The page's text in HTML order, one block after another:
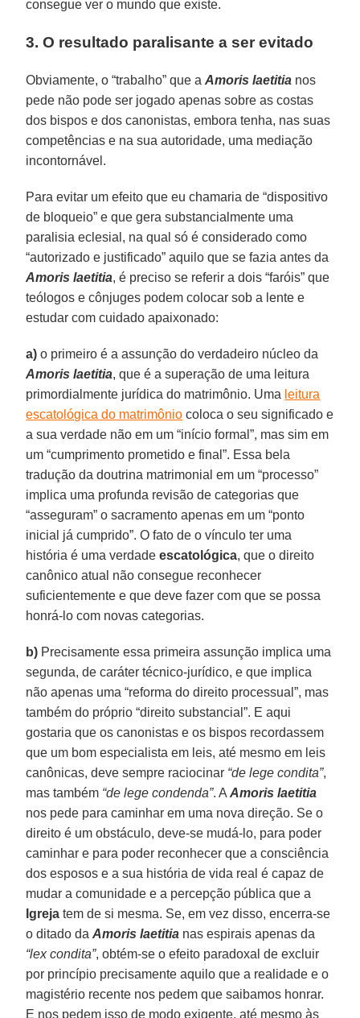
consegue ver o mundo que existe.
3. O resultado paralisante a ser evitado
Obviamente, o “trabalho” que aAmoris laetitia nos
pede não pode ser jogado apenas sobre as costas
dos bispos e dos canonistas, embora tenha, nas suas
competências e na sua autoridade, uma mediação
incontornável.
Para evitar um efeito que eu chamaria de “dispositivo
de bloqueio” e que gera substancialmente uma
paralisia eclesial, na qual só é considerado como
“autorizado e justificado” aquilo que se fazia antes da
Amoris laetitia, é preciso se referir a dois “faróis” que
teólogos e cônjuges podem colocar sob a lente e
estudar com cuidado apaixonado:
a) o primeiro é a assunção do verdadeiro núcleo da
Amoris laetitia, que é a superação de uma leitura
primordialmente jurídica do matrimônio. Uma leitura
escatológica do matrimônio coloca o seu significado e
a sua verdade não em um “início formal”, mas sim em
um “cumprimento prometido e final”. Essa bela
tradução da doutrina matrimonial em um “processo”
implica uma profunda revisão de categorias que
“asseguram” o sacramento apenas em um “ponto
inicial já cumprido”. O fato de o vínculo ter uma
história é uma verdadeescatológica, que o direito
canônico atual não consegue reconhecer
suficientemente e que deve fazer com que se possa
honrá-lo com novas categorias.
b) Precisamente essa primeira assunção implica uma
segunda, de caráter técnico-jurídico, e que implica
não apenas uma “reforma do direito processual”, mas
também do próprio “direito substancial”. E aqui
gostaria que os canonistas e os bispos recordassem
que um bom especialista em leis, até mesmo em leis
canônicas, deve sempre raciocinar “de lege condita”,
mas também “de lege condenda”. AAmoris laetitia
nos pede para caminhar em uma nova direção. Se o
direito é um obstáculo, deve-se mudá-lo, para poder
caminhar e para poder reconhecer que a consciência
dos esposos e a sua história de vida real é capaz de
mudar a comunidade e a percepção pública que a
Igreja tem de si mesma. Se, em vez disso, encerra-se
o ditado daAmoris laetitia nas espirais apenas da
“lex condita”, obtém-se o efeito paradoxal de excluir
por princípio precisamente aquilo que a realidade e o
magistério recente nos pedem que saibamos honrar.
E nos pedem isso de modo exigente, até mesmo às